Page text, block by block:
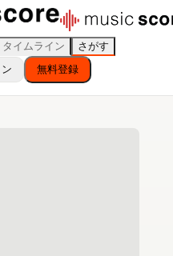
タイムライン
さがす
無料登録